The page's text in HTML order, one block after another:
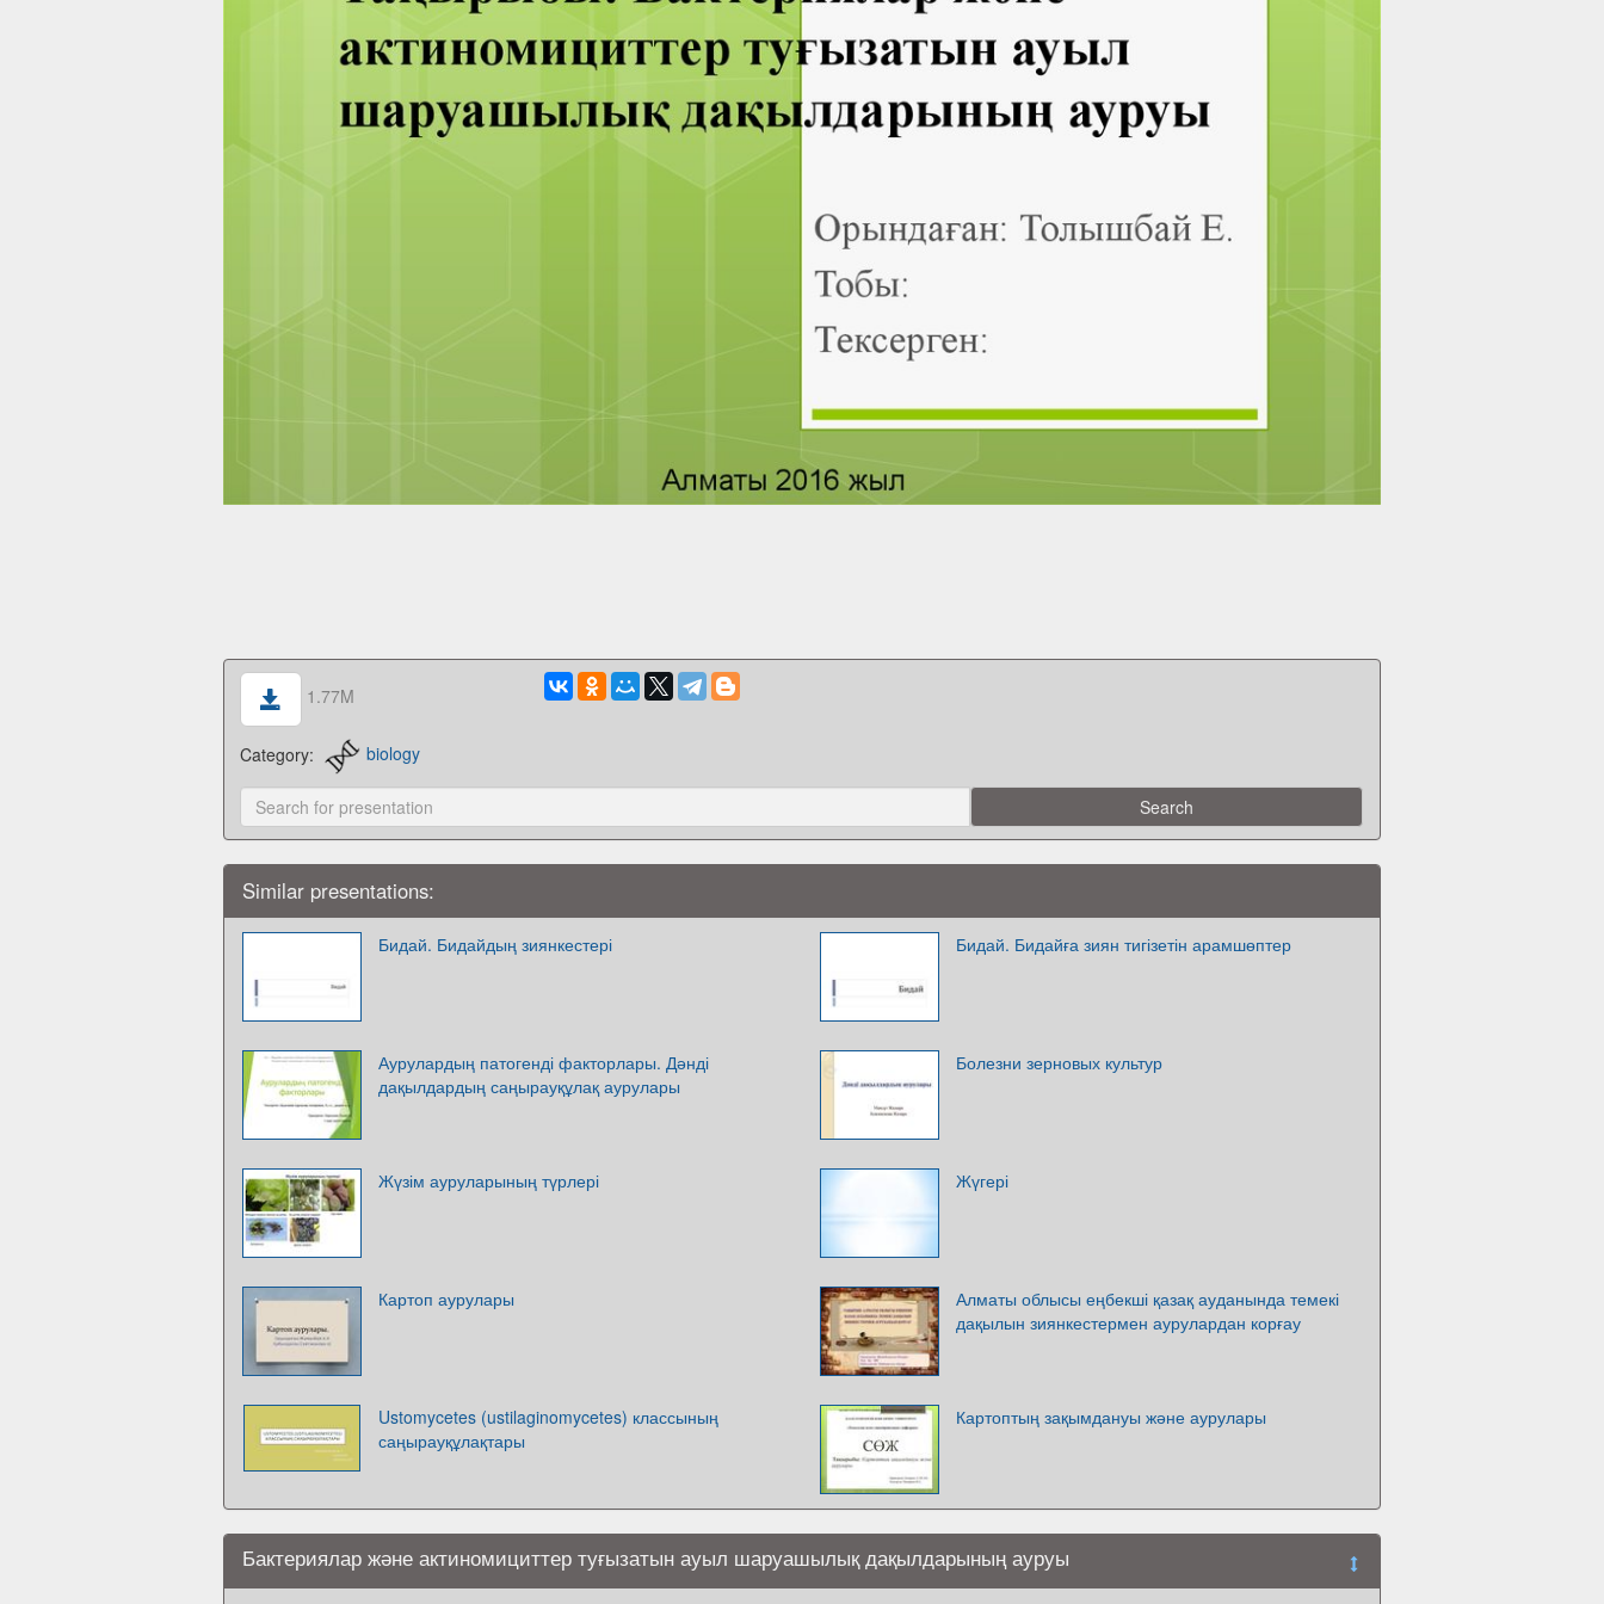
1.77M
Category: biology
Similar presentations:
Бидай. Бидайдың зиянкестері Бидай. Бидайға зиян тигізетін арамшөптер
Аурулардың патогенді факторлары. Дәнді
дақылдардың саңырауқұлақ аурулары
Болезни зерновых культур
Жүзім ауруларының түрлері Жүгері
Картоп аурулары
Алматы облысы еңбекші қазақ ауданында темекі
дақылын зиянкестермен аурулардан корғау
Ustomycetes (ustilaginomycetes) классының
саңырауқұлақтары
Картоптың зақымдануы және аурулары
Бактериялар және актиномициттер туғызатын ауыл шаруашылық дақылдарының ауруы